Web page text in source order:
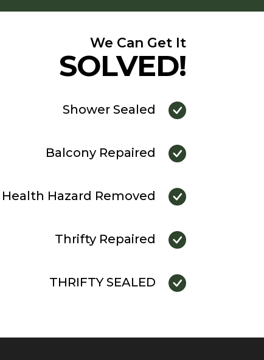
We Can Get It
SOLVED!
Shower Sealed
Balcony Repaired
Health Hazard Removed
Thrifty Repaired
THRIFTY SEALED